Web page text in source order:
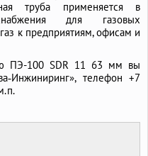
труба применяется в
для газовых
к предприятиям, офисам и
ПЭ-100 SDR 11 63 мм вы
телефон +7